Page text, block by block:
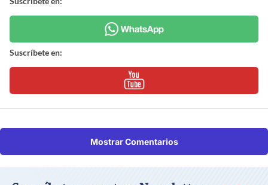
Suscríbete en:
Mostrar Comentarios